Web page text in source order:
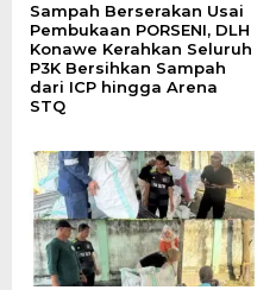
Sampah Berserakan Usai
Pembukaan PORSENI, DLH
Konawe Kerahkan Seluruh
P3K Bersihkan Sampah
dari ICP hingga Arena
STQ